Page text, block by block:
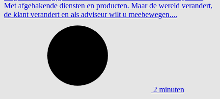
Met afgebakende diensten en producten. Maar de wereld verandert,
de klant verandert en als adviseur wilt u meebewegen....
2 minuten